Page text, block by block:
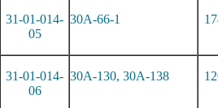
31-01-014-
05
30А-66-1 17
31-01-014-
06
30А-130, 30А-138 12